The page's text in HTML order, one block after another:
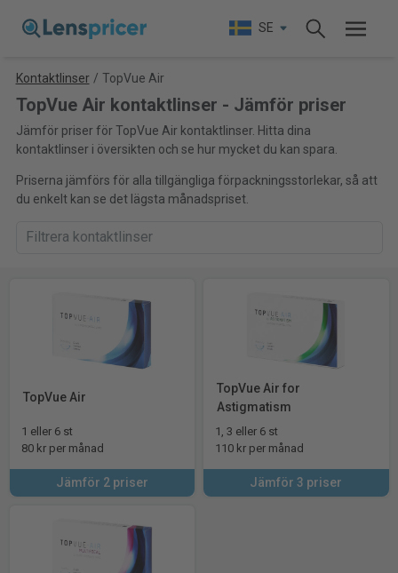
SE
Kontaktlinser / TopVue Air
TopVue Air kontaktlinser - Jämför priser
Jämför priser för TopVue Air kontaktlinser. Hitta dina
kontaktlinser i översikten och se hur mycket du kan spara.
Priserna jämförs för alla tillgängliga förpackningsstorlekar, så att
du enkelt kan se det lägsta månadspriset.
TopVue Air
1 eller 6 st
80 kr per månad
Jämför 2 priser
TopVue Air for
Astigmatism
1, 3 eller 6 st
110 kr per månad
Jämför 3 priser